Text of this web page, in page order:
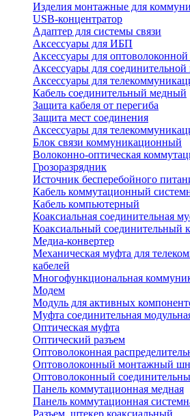
Изделия монтажные для
USB-концентратор
Адаптер для системы связи
Аксессуары для ИБП
Аксессуары для
Аксессуары для соединительной
Аксессуары для
Кабель соединительный медный
Защита кабеля от перегиба
Защита мест соединения
Аксессуары для
Блок связи коммуникационный
Волоконно-оптическая
Грозоразрядник
Источник бесперебойного
Кабель коммутационный
Кабель компьютерный
Коаксиальная соединительная
Коаксиальный соединительный
Медиа-конвертер
Механическая муфта для
кабелей
Многофункциональная
Модем
Модуль для активных
Муфта соединительная
Оптическая муфта
Оптический разъем
Оптоволоконная
Оптоволоконный монтажный
Оптоволоконный
Панель коммутационная медная
Панель коммутационная
Разъем, штекер коаксиальный